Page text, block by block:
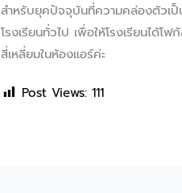
สำหรับยุคปัจจุบันที่ความคล่องตัวเ
โรงเรียนทั่วไป เพื่อให้โรงเรียนได้
สี่เหลี่ยมในห้องแอร์ค่ะ
Post Views: 111